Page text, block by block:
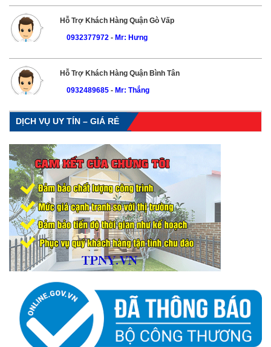
Hỗ Trợ Khách Hàng Quận Gò Vấp
0932377972- Mr: Hưng
Hỗ Trợ Khách Hàng Quận Bình Tân
0932489685- Mr: Thắng
DỊCH VỤ UY TÍN – GIÁ RẺ